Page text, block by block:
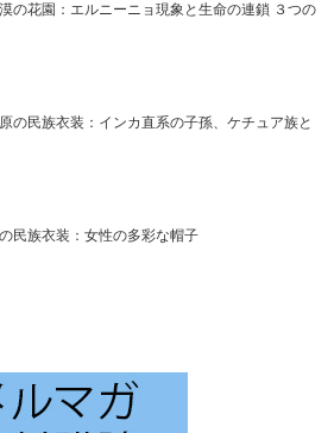
の花園：エルニーニョ現象と生命の連鎖 ３つの
の民族衣装：インカ直系の子孫、ケチュア族と
民族衣装：女性の多彩な帽子